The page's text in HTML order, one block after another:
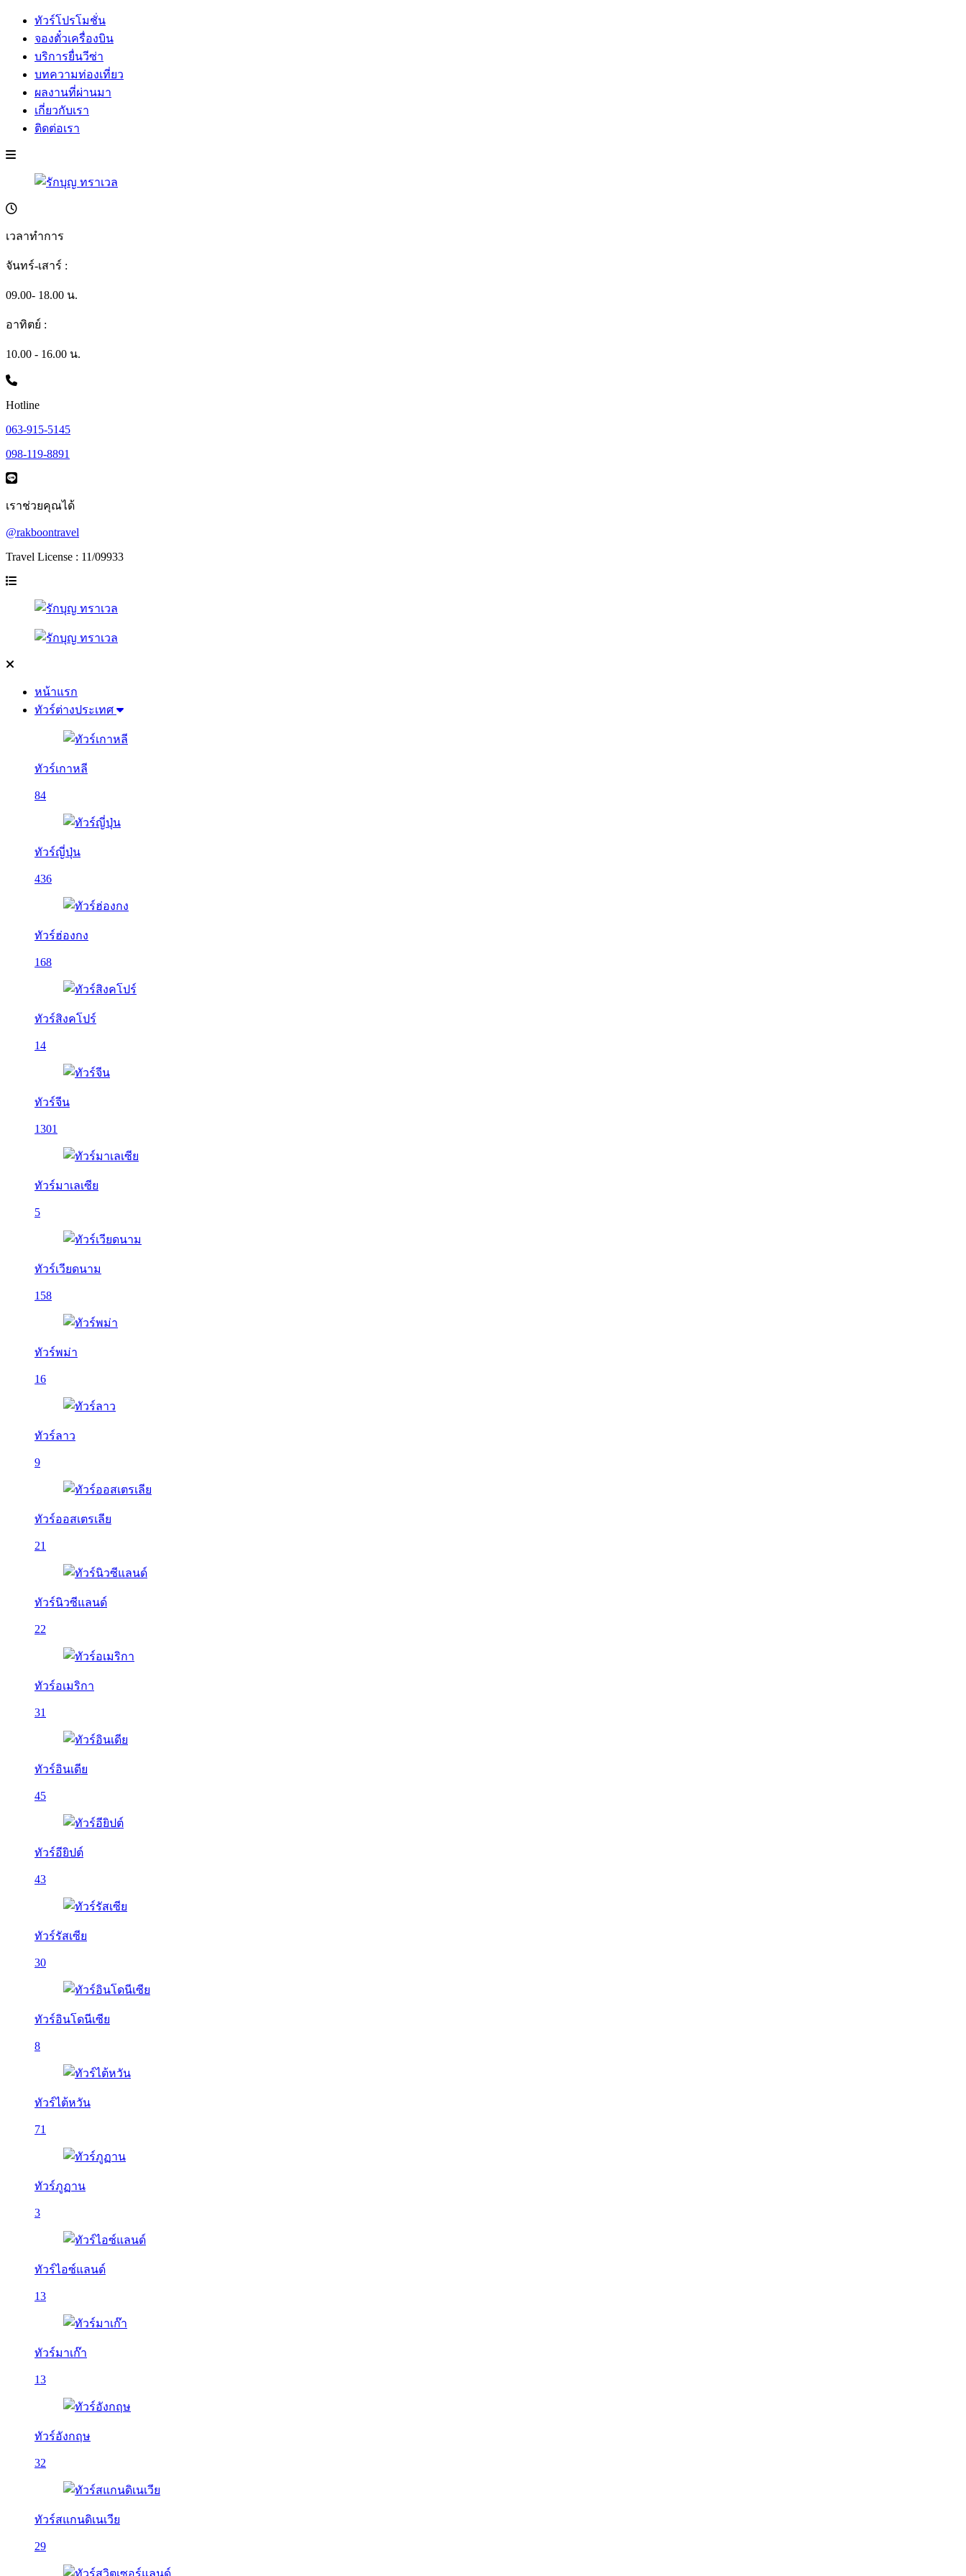
ทัวร์โปรโมชั่น
จองตั๋วเครื่องบิน
บริการยื่นวีซ่า
บทความท่องเที่ยว
ผลงานที่ผ่านมา
เกี่ยวกับเรา
ติดต่อเรา
เวลาทำการ
จันทร์-เสาร์ :
09.00- 18.00 น.
อาทิตย์ :
10.00 - 16.00 น.
Hotline
063-915-5145
098-119-8891
เราช่วยคุณได้
@rakboontravel
Travel License : 11/09933
หน้าแรก
ทัวร์ต่างประเทศ
ทัวร์เกาหลี
84
ทัวร์ญี่ปุ่น
436
ทัวร์ฮ่องกง
168
ทัวร์สิงคโปร์
14
ทัวร์จีน
1301
ทัวร์มาเลเซีย
5
ทัวร์เวียดนาม
158
ทัวร์พม่า
16
ทัวร์ลาว
9
ทัวร์ออสเตรเลีย
21
ทัวร์นิวซีแลนด์
22
ทัวร์อเมริกา
31
ทัวร์อินเดีย
45
ทัวร์อียิปต์
43
ทัวร์รัสเซีย
30
ทัวร์อินโดนีเซีย
8
ทัวร์ไต้หวัน
71
ทัวร์ภูฏาน
3
ทัวร์ไอซ์แลนด์
13
ทัวร์มาเก๊า
13
ทัวร์อังกฤษ
32
ทัวร์สแกนดิเนเวีย
29